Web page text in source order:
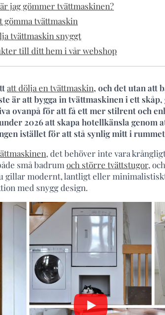
jag gömmer tvättmaskinen?
gömma tvättmaskin
tvättmaskin snyggt
till ditt hem i vår webshop
att dölja en tvättmaskin, och det utan att
är att bygga in tvättmaskinen i ett
ovanpå för att få ett mer stilrent och
2026 att skapa hotellkänsla genom
istället för att stå synlig mitt i
, det behöver inte vara
små badrum och större tvättstugor,
gillar modernt, lantligt eller
med snygg design.